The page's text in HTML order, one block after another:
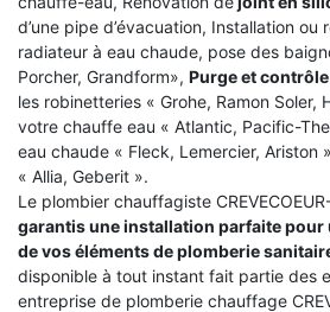
d’une pipe d’évacuation, Installation ou
radiateur à eau chaude, pose des
Porcher, Grandform», Purge et
les robinetteries « Grohe, Ramon Soler,
votre chauffe eau « Atlantic, Pacific-
eau chaude « Fleck, Lemercier, Ariston
« Allia, Geberit ».
Le plombier chauffagiste
garantis une installation parfaite pour
de vos éléments de plomberie
disponible à tout instant fait partie des
entreprise de plomberie chauffage